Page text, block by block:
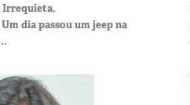
dia passou um jeep na